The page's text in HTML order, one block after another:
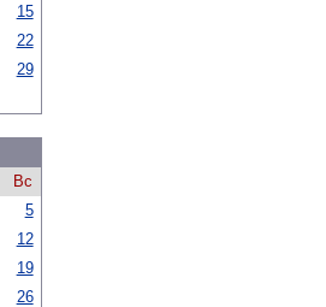
15
22
29
Вс
5
12
19
26